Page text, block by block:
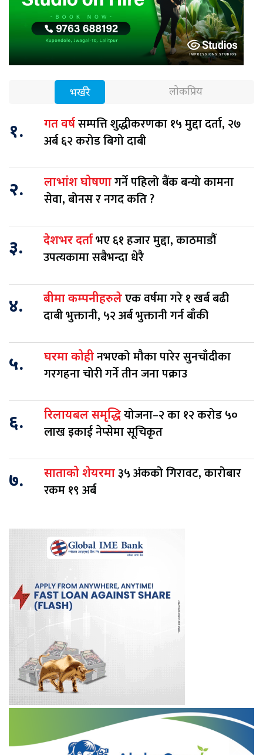
भर्खरै लोकप्रिय
१. गत वर्षसम्पत्ति शुद्धीकरणका १५ मुद्दा दर्ता, २७
अर्ब ६२ करोड बिगो दाबी
२. लाभांश घोषणागर्ने पहिलो बैंक बन्यो कामना
सेवा, बोनस र नगद कति ?
३. देशभर दर्ताभए ६१ हजार मुद्दा, काठमाडौं
उपत्यकामा सबैभन्दा धेरै
४. बीमा कम्पनीहरुलेएक वर्षमा गरे १ खर्ब बढी
दाबी भुक्तानी, ५२ अर्ब भुक्तानी गर्न बाँकी
५. घरमा कोहीनभएको मौका पारेर सुनचाँदीका
गरगहना चोरी गर्ने तीन जना पक्राउ
६. रिलायबल समृद्धियोजना–२ का १२ करोड ५०
लाख इकाई नेप्सेमा सूचिकृत
७. साताको शेयरमा३५ अंकको गिरावट, कारोबार
रकम १९ अर्ब